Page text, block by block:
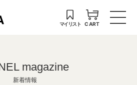
マイリスト CART
magazine
新着情報